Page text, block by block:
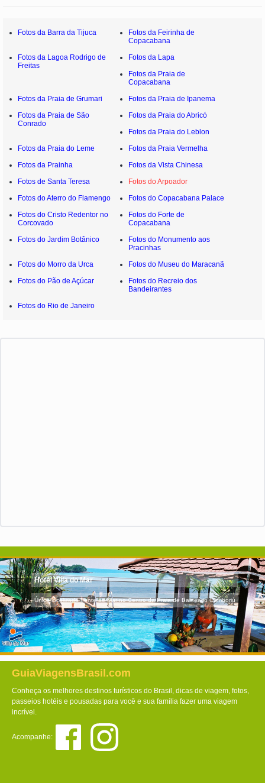
Fotos da Barra da Tijuca
Fotos da Feirinha de
Copacabana
Fotos da Lagoa Rodrigo de
Freitas
Fotos da Lapa
Fotos da Praia de
Copacabana
Fotos da Praia de Grumari
Fotos da Praia de Ipanema
Fotos da Praia de São
Conrado
Fotos da Praia do Abricó
Fotos da Praia do Leblon
Fotos da Praia do Leme
Fotos da Praia Vermelha
Fotos da Prainha
Fotos da Vista Chinesa
Fotos de Santa Teresa
Fotos do Arpoador
Fotos do Aterro do Flamengo
Fotos do Copacabana Palace
Fotos do Cristo Redentor no
Corcovado
Fotos do Forte de
Copacabana
Fotos do Jardim Botânico
Fotos do Monumento aos
Pracinhas
Fotos do Morro da Urca
Fotos do Museu do Maracanã
Fotos do Pão de Açúcar
Fotos do Recreio dos
Bandeirantes
Fotos do Rio de Janeiro
Hotel Villa do Mar
Único localizado frente ao Mar no Centro da Praia de Balneário Camboriú
GuiaViagensBrasil.com
Conheça os melhores destinos turísticos do Brasil, dicas de viagem, fotos,
passeios hotéis e pousadas para você e sua família fazer uma viagem
incrível.
Acompanhe: